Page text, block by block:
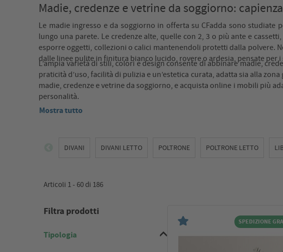
Madie, credenze e vetrine da soggiorno:
Le madie ingresso e da soggiorno in offerta su CFadda sono
lungo una parete. Le credenze alte, quelle con 2, 3 o più ante e
esporre oggetti, collezioni o calici mantenendoli protetti dalla polvere.
dalle linee pulite in finitura bianco lucido, rovere o ardesia, pensate per i
L’ampia varietà di stili, colori e design consente di abbinare madie,
praticità d’uso, facilità di pulizia e un’estetica curata, adatta sia alla
madie, credenze e vetrine da soggiorno, e acquista online i mobili più
personalità.
Mostra tutto
DIVANI DIVANI LETTO POLTRONE POLTRONE LETTO
Articoli 1 - 60 di 186
Filtra prodotti
Tipologia
SPEDIZIONE